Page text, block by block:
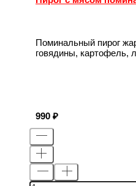
Поминальный пирог
говядины, картофель,
990